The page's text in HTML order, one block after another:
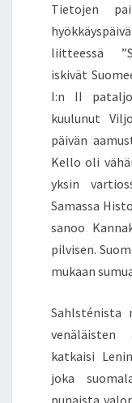
Tietojen
liitteessä
iskivät
I:n II
kuulunut
päivän
Kello oli
yksin
Samassa
sanoo
pilvisen.
mukaan
Sahlsténista
venäläisten
katkaisi
joka
punaista